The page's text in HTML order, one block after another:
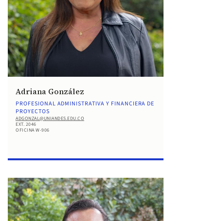
Adriana González
PROFESIONAL ADMINISTRATIVA Y FINANCIERA DE
PROYECTOS
ADGONZAL@UNIANDES.EDU.CO
EXT. 2046
OFICINA W-906